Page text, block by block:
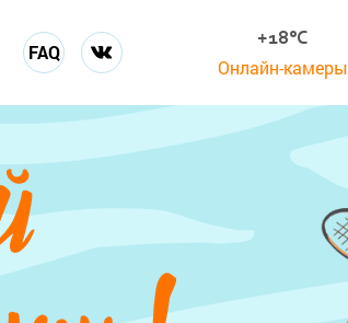
FAQ
+18°C
Онлайн-камеры